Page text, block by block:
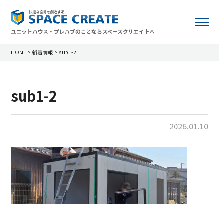
ユニットハウス・プレハブのことならスペースクリエイトへ
HOME > 新着情報 > sub1-2
sub1-2
2026.01.10